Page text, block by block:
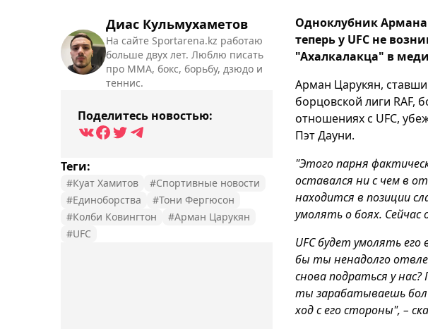
Диас Кульмухаметов
На сайте Sportarena.kz работаю
больше двух лет. Люблю писать
про ММА, бокс, борьбу, дзюдо и
теннис.
Поделитесь новостью:
Теги:
#Куат Хамитов
#Спортивные новости
#Единоборства
#Тони Фергюсон
#Колби Ковингтон
#Арман Царукян
#UFC
Одноклубник Армана
теперь у UFC не
"Ахалкалакца" в
Арман Царукян,
борцовской лиги RAF,
отношениях с UFC,
Пэт Дауни.
"Этого парня
оставался ни с чем в
находится в позиции
умолять о боях.
UFC будет умолять
бы ты ненадолго
снова подраться у
ты зарабатываешь
ход с его стороны", –